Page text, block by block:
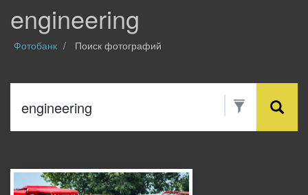
engineering
Фотобанк Поиск фотографий